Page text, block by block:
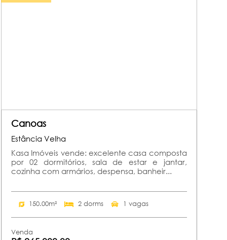
Canoas
Estância Velha
Kasa Imóveis vende: excelente casa composta
por 02 dormitórios, sala de estar e jantar,
cozinha com armários, despensa, banheir...
150.00m² 2 dorms 1 vagas
Venda